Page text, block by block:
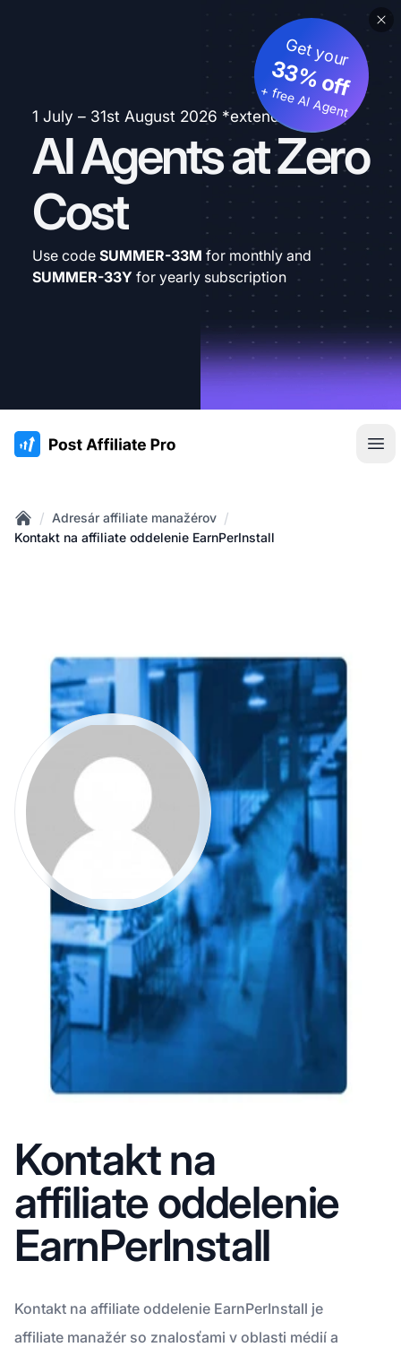
1 July – 31st August 2026 *extended
AI Agents at Zero
Cost
Get your
33% off
+ free AI Agent
Use code SUMMER-33M for monthly and
SUMMER-33Y for yearly subscription
:site.title
Home
/ Adresár affiliate manažérov /
Kontakt na affiliate oddelenie EarnPerInstall
Kontakt na
affiliate oddelenie
EarnPerInstall
Kontakt na affiliate oddelenie EarnPerInstall je
affiliate manažér so znalosťami v oblasti médií a